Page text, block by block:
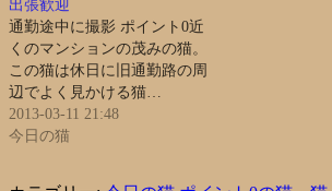
出張歓迎
通勤途中に撮影 ポイント0近
くのマンションの茂みの猫。
この猫は休日に旧通勤路の周
辺でよく見かける猫…
2013-03-11 21:48
今日の猫